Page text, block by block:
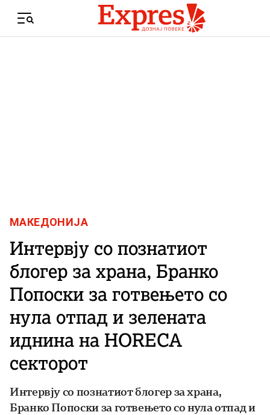
Menu
МАКЕДОНИЈА
Интервју со познатиот
блогер за храна, Бранко
Попоски за готвењето со
нула отпад и зелената
иднина на HORECA
секторот
Интервју со познатиот блогер за храна,
Бранко Попоски за готвењето со нула отпад и